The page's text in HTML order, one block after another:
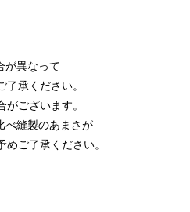
が異なって
了承ください。
ございます。
べ縫製のあまさが
ご了承ください。